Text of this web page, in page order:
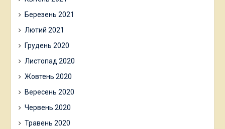
Березень 2021
Лютий 2021
Грудень 2020
Листопад 2020
Жовтень 2020
Вересень 2020
Червень 2020
Травень 2020